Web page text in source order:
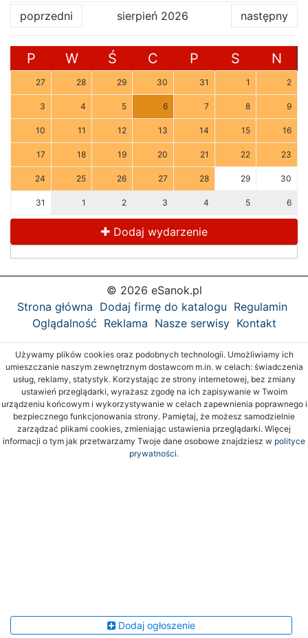
poprzedni sierpień 2026 następny
P W Ś C P S N
27 28 29 30 31 1 2
3 4 5 6 7 8 9
10 11 12 13 14 15 16
17 18 19 20 21 22 23
24 25 26 27 28 29 30
31 1 2 3 4 5 6
Dodaj wydarzenie
© 2026 eSanok.pl
Strona główna Dodaj firmę do katalogu Regulamin
Oglądalność Reklama Nasze serwisy Kontakt
Używamy plików cookies oraz podobnych technologii. Umożliwiamy ich
umieszczanie naszym zewnętrznym dostawcom m.in. w celach: świadczenia
usług, reklamy, statystyk. Korzystając ze strony internetowej, bez zmiany
ustawień przeglądarki, wyrażasz zgodę na ich zapisywanie w Twoim
urządzeniu końcowym i wykorzystywanie w celach zapewnienia poprawnego i
bezpiecznego funkcjonowania strony. Pamiętaj, że możesz samodzielnie
zarządzać plikami cookies, zmieniając ustawienia przeglądarki. Więcej
informacji o tym jak przetwarzamy Twoje dane osobowe znajdziesz w polityce
prywatności.
Dodaj ogłoszenie